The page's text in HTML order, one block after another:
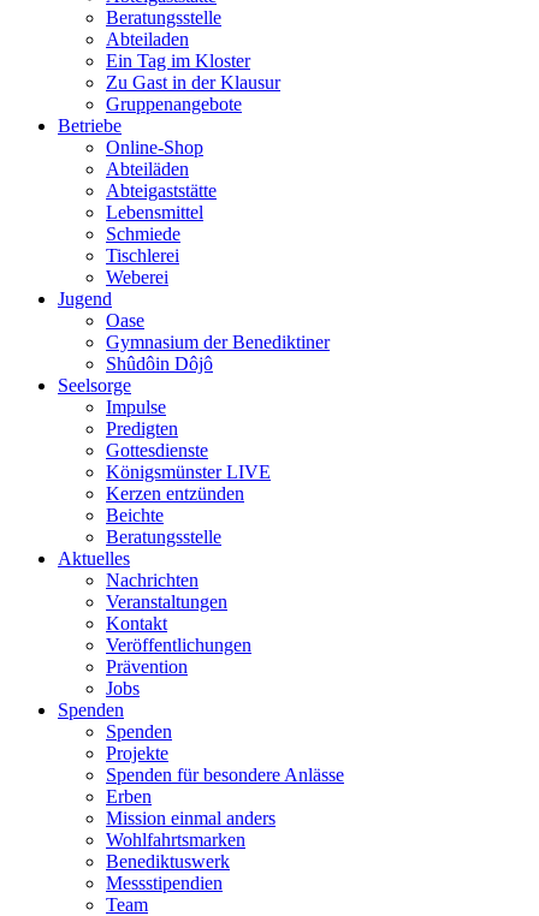
Beratungsstelle
Abteiladen
Ein Tag im Kloster
Zu Gast in der Klausur
Gruppenangebote
Betriebe
Online-Shop
Abteiläden
Abteigaststätte
Lebensmittel
Schmiede
Tischlerei
Weberei
Jugend
Oase
Gymnasium der Benediktiner
Shûdôin Dôjô
Seelsorge
Impulse
Predigten
Gottesdienste
Königsmünster LIVE
Kerzen entzünden
Beichte
Beratungsstelle
Aktuelles
Nachrichten
Veranstaltungen
Kontakt
Veröffentlichungen
Prävention
Jobs
Spenden
Spenden
Projekte
Spenden für besondere Anlässe
Erben
Mission einmal anders
Wohlfahrtsmarken
Benediktuswerk
Messstipendien
Team